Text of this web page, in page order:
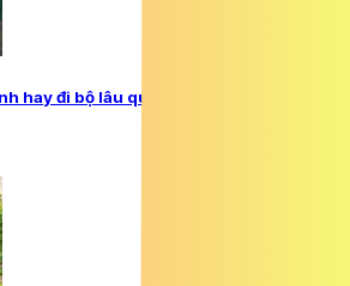
hay đi bộ lâu quan trọng hơn?